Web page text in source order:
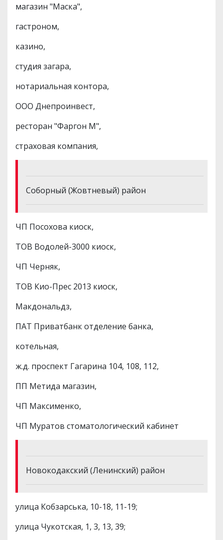
магазин "Маска",
гастроном,
казино,
студия загара,
нотариальная контора,
ООО Днепроинвест,
ресторан "Фаргон М",
страховая компания,
Соборный (Жовтневый) район
ЧП Посохова киоск,
ТОВ Водолей-3000 киоск,
ЧП Черняк,
ТОВ Кио-Прес 2013 киоск,
Макдональдз,
ПАТ Приватбанк отделение банка,
котельная,
ж.д. проспект Гагарина 104, 108, 112,
ПП Метида магазин,
ЧП Максименко,
ЧП Муратов стоматологический кабинет
Новокодакский (Ленинский) район
улица Кобзарська, 10-18, 11-19;
улица Чукотская, 1, 3, 13, 39;